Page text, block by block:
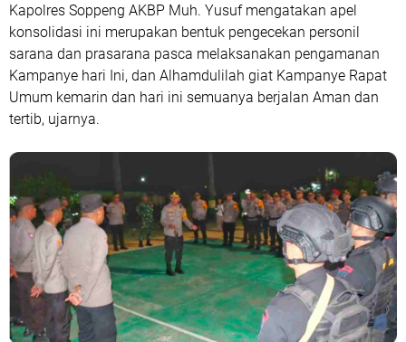
Kapolres Soppeng AKBP Muh. Yusuf mengatakan apel
konsolidasi ini merupakan bentuk pengecekan personil
sarana dan prasarana pasca melaksanakan pengamanan
Kampanye hari Ini, dan Alhamdulilah giat Kampanye Rapat
Umum kemarin dan hari ini semuanya berjalan Aman dan
tertib, ujarnya.